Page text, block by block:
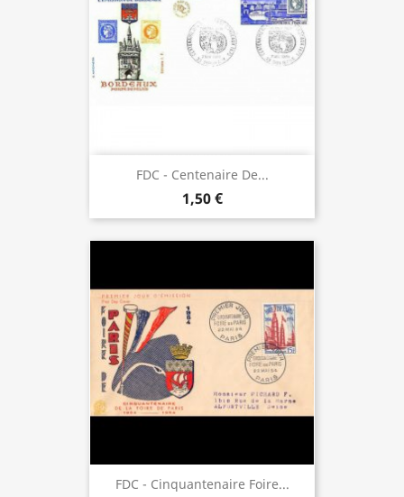
FDC - Centenaire De...
1,50 €
FDC - Cinquantenaire Foire...